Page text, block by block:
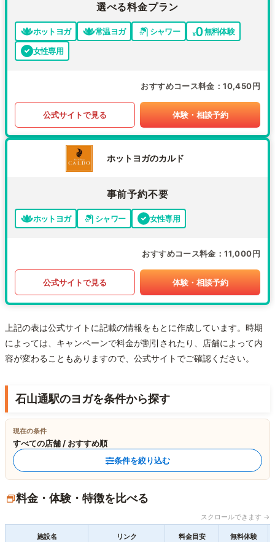
選べる料金プラン
ホットヨガ 常温ヨガ シャワー
無料体験
女性専用
おすすめコース料金 10,450円
公式サイトで見る 体験・相談予約
ホットヨガのカルド
事前予約不要
ホットヨガ シャワー 女性専用
おすすめコース料金 11,000円
公式サイトで見る 体験・相談予約
上記の表は公式サイトに記載の情報をもとに作成しています。時期
によっては、キャンペーンで料金が割引されたり、店舗によって内
容が変わることもありますので、公式サイトでご確認ください。
石山通駅のヨガを条件から探す
現在の条件
すべての店舗 / おすすめ順
条件を絞り込む
料金・体験・特徴を比べる
スクロールできます →
施設名 リンク 料金目安 無料体験